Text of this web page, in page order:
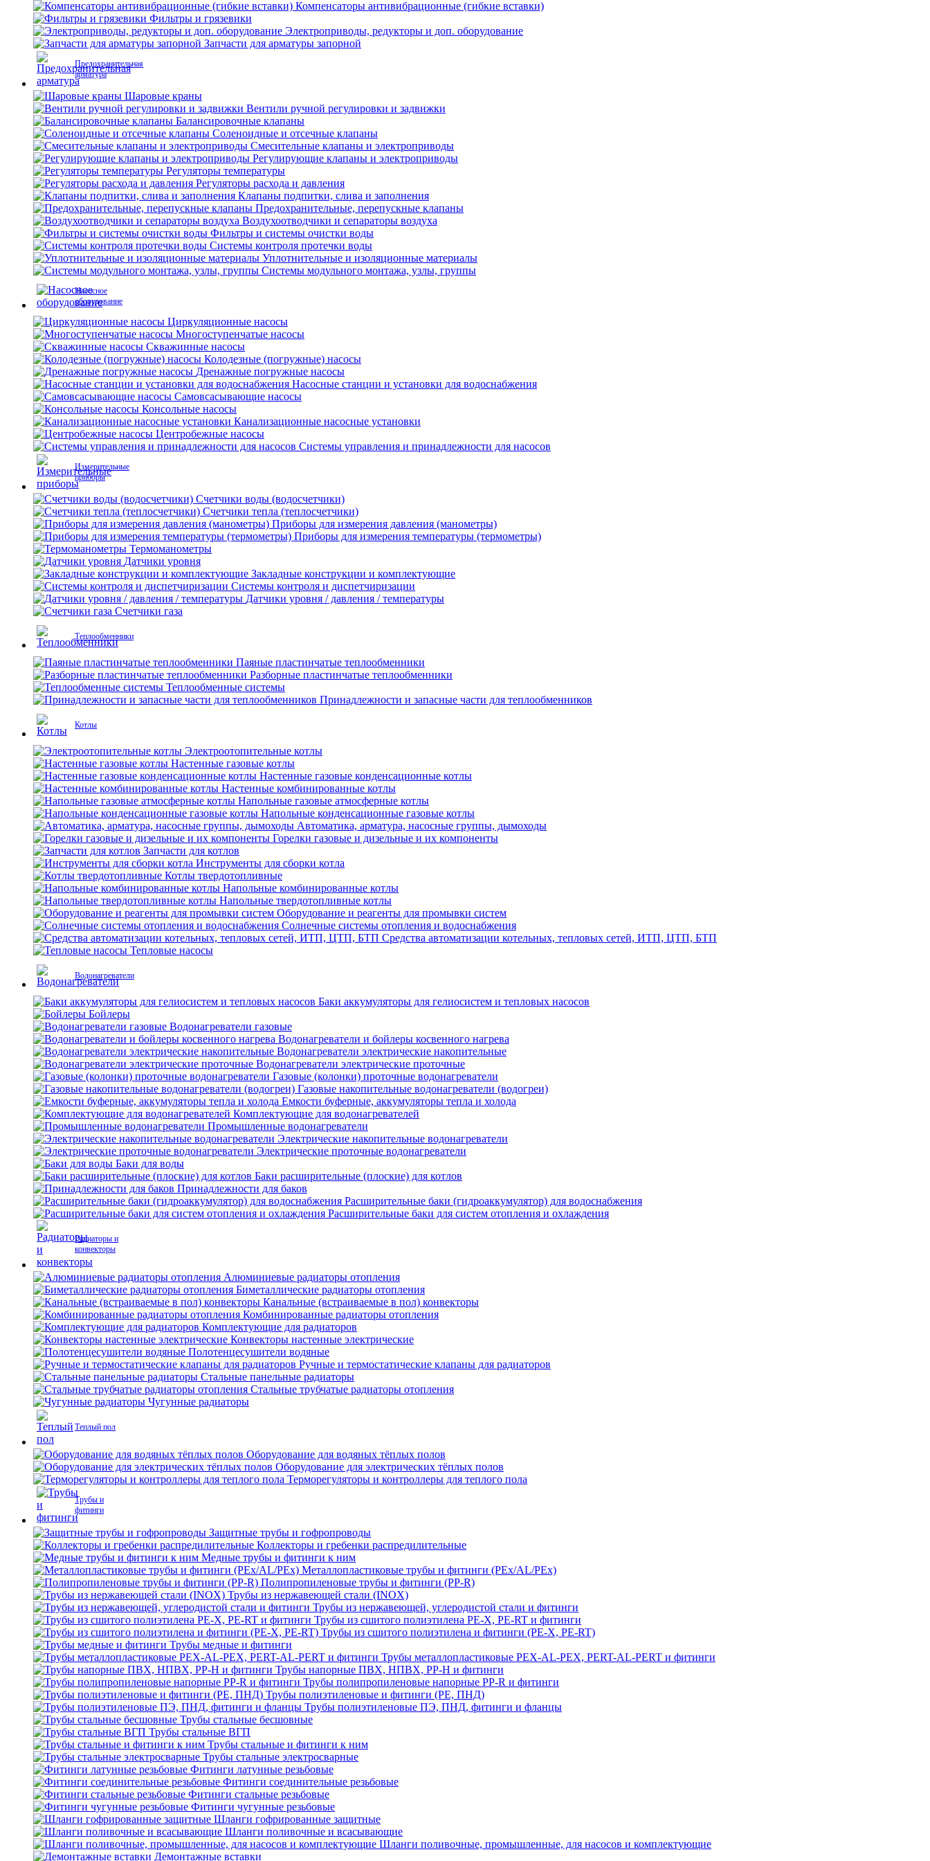
Компенсаторы антивибрационные (гибкие вставки)
Фильтры и грязевики
Электроприводы, редукторы и доп. оборудование
Запчасти для арматуры запорной
Предохранительная
арматура
Шаровые краны
Вентили ручной регулировки и задвижки
Балансировочные клапаны
Соленоидные и отсечные клапаны
Смесительные клапаны и электроприводы
Регулирующие клапаны и электроприводы
Регуляторы температуры
Регуляторы расхода и давления
Клапаны подпитки, слива и заполнения
Предохранительные, перепускные клапаны
Воздухоотводчики и сепараторы воздуха
Фильтры и системы очистки воды
Системы контроля протечки воды
Уплотнительные и изоляционные материалы
Системы модульного монтажа, узлы, группы
Насосное
оборудование
Циркуляционные насосы
Многоступенчатые насосы
Скважинные насосы
Колодезные (погружные) насосы
Дренажные погружные насосы
Насосные станции и установки для водоснабжения
Самовсасывающие насосы
Консольные насосы
Канализационные насосные установки
Центробежные насосы
Системы управления и принадлежности для насосов
Измерительные
приборы
Счетчики воды (водосчетчики)
Счетчики тепла (теплосчетчики)
Приборы для измерения давления (манометры)
Приборы для измерения температуры (термометры)
Термоманометры
Датчики уровня
Закладные конструкции и комплектующие
Системы контроля и диспетчиризации
Датчики уровня / давления / температуры
Счетчики газа
Теплообменники
Паяные пластинчатые теплообменники
Разборные пластинчатые теплообменники
Теплообменные системы
Принадлежности и запасные части для теплообменников
Котлы
Электроотопительные котлы
Настенные газовые котлы
Настенные газовые конденсационные котлы
Настенные комбинированные котлы
Напольные газовые атмосферные котлы
Напольные конденсационные газовые котлы
Автоматика, арматура, насосные группы, дымоходы
Горелки газовые и дизельные и их компоненты
Запчасти для котлов
Инструменты для сборки котла
Котлы твердотопливные
Напольные комбинированные котлы
Напольные твердотопливные котлы
Оборудование и реагенты для промывки систем
Солнечные системы отопления и водоснабжения
Средства автоматизации котельных, тепловых сетей, ИТП, ЦТП, БТП
Тепловые насосы
Водонагреватели
Баки аккумуляторы для гелиосистем и тепловых насосов
Бойлеры
Водонагреватели газовые
Водонагреватели и бойлеры косвенного нагрева
Водонагреватели электрические накопительные
Водонагреватели электрические проточные
Газовые (колонки) проточные водонагреватели
Газовые накопительные водонагреватели (водогреи)
Емкости буферные, аккумуляторы тепла и холода
Комплектующие для водонагревателей
Промышленные водонагреватели
Электрические накопительные водонагреватели
Электрические проточные водонагреватели
Баки для воды
Баки расширительные (плоские) для котлов
Принадлежности для баков
Расширительные баки (гидроаккумулятор) для водоснабжения
Расширительные баки для систем отопления и охлаждения
Радиаторы и
конвекторы
Алюминиевые радиаторы отопления
Биметаллические радиаторы отопления
Канальные (встраиваемые в пол) конвекторы
Комбинированные радиаторы отопления
Комплектующие для радиаторов
Конвекторы настенные электрические
Полотенцесушители водяные
Ручные и термостатические клапаны для радиаторов
Стальные панельные радиаторы
Стальные трубчатые радиаторы отопления
Чугунные радиаторы
Теплый пол
Оборудование для водяных тёплых полов
Оборудование для электрических тёплых полов
Терморегуляторы и контроллеры для теплого пола
Трубы и
фитинги
Защитные трубы и гофропроводы
Коллекторы и гребенки распредилительные
Медные трубы и фитинги к ним
Металлопластиковые трубы и фитинги (PEx/AL/PEx)
Полипропиленовые трубы и фитинги (PP-R)
Трубы из нержавеющей стали (INOX)
Трубы из нержавеющей, углеродистой стали и фитинги
Трубы из сшитого полиэтилена PE-X, PE-RT и фитинги
Трубы из сшитого полиэтилена и фитинги (PE-X, PE-RT)
Трубы медные и фитинги
Трубы металлопластиковые PEX-AL-PEX, PERT-AL-PERT и фитинги
Трубы напорные ПВХ, НПВХ, PP-H и фитинги
Трубы полипропиленовые напорные PP-R и фитинги
Трубы полиэтиленовые и фитинги (PE, ПНД)
Трубы полиэтиленовые ПЭ, ПНД, фитинги и фланцы
Трубы стальные бесшовные
Трубы стальные ВГП
Трубы стальные и фитинги к ним
Трубы стальные электросварные
Фитинги латунные резьбовые
Фитинги соединительные резьбовые
Фитинги стальные резьбовые
Фитинги чугунные резьбовые
Шланги гофрированные защитные
Шланги поливочные и всасывающие
Шланги поливочные, промышленные, для насосов и комплектующие
Демонтажные вставки